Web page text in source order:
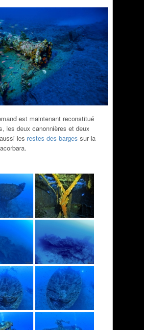
est maintenant reconstitué
les deux canonnières et deux
les restes des barges sur la